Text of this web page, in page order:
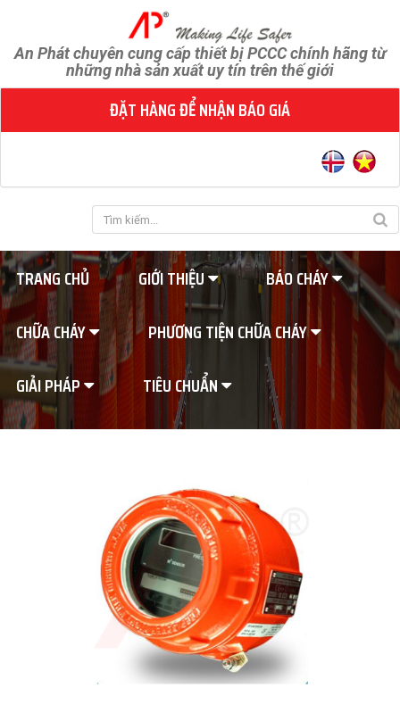
An Phát chuyên cung cấp thiết bị PCCC chính hãng từ
những nhà sản xuất uy tín trên thế giới
ĐẶT HÀNG ĐỂ NHẬN BÁO GIÁ
TRANG CHỦ GIỚI THIỆU
BÁO CHÁY
CHỮA CHÁY
PHƯƠNG TIỆN CHỮA CHÁY
GIẢI PHÁP
TIÊU CHUẨN